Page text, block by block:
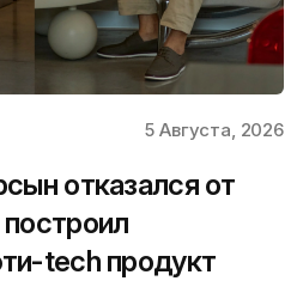
5 Августа, 2026
отказался от
tech продукт